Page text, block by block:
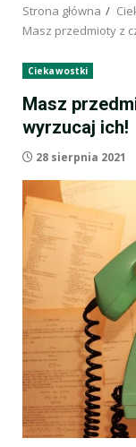
Strona główna
Masz przedmioty z
Ciekawostki
Masz
wyrzucaj ich!
28 sierpnia 2021